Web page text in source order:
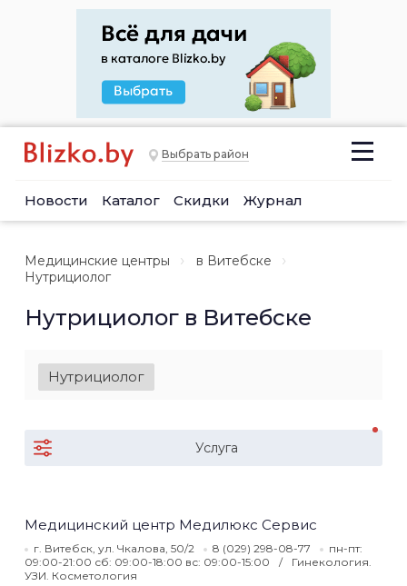
Выбрать район
Новости Каталог Скидки Журнал
Медицинские центры
в Витебске
Нутрициолог
Нутрициолог в Витебске
Нутрициолог
Услуга
Медицинский центр Медилюкс Сервис
г. Витебск, ул. Чкалова, 50/2 8 (029) 298-08-77
пн-пт:
09:00-21:00 сб: 09:00-18:00 вс: 09:00-15:00
Гинекология.
УЗИ. Косметология